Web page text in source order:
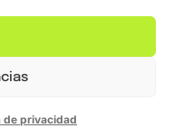
de privacidad